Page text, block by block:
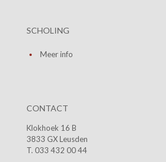
SCHOLING
Meer info
CONTACT
Klokhoek 16 B
3833 GX Leusden
T. 033 432 00 44